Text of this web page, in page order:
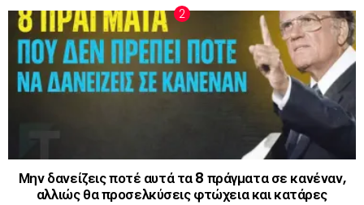
Μην δανείζεις ποτέ αυτά τα 8 πράγματα σε κανέναν,
αλλιώς θα προσελκύσεις φτώχεια και κατάρες